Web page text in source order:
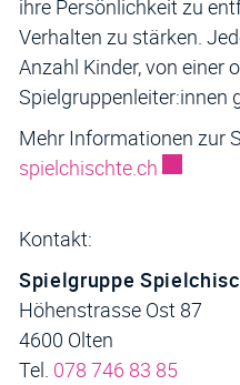
ihre Persönlichkeit zu
Verhalten zu stärken.
Anzahl Kinder, von einer
Spielgruppenleiter:innen
Mehr Informationen zur
spielchischte.ch
Kontakt:
Spielgruppe
Höhenstrasse Ost 87
4600 Olten
Tel. 078 746 83 85